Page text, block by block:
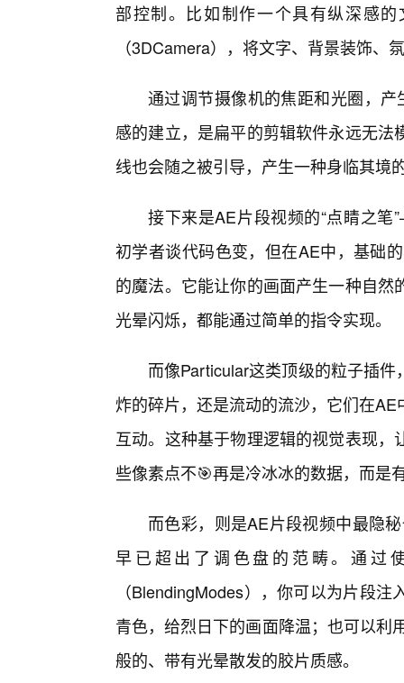
部控制。比如制作一个具有纵深感
（3DCamera），将文字、背景装饰、
通过调节摄像机的焦距和光圈，
感的建立，是扁平的剪辑软件永远无
线也会随之被引导，产生一种身临其境
接下来是AE片段视频的“点睛之
初学者谈代码色变，但在AE中，基础
的魔法。它能让你的画面产生一种自
光晕闪烁，都能通过简单的指令实现。
而像Particular这类顶级的粒子插
炸的碎片，还是流动的流沙，它们在
互动。这种基于物理逻辑的视觉表现
些像素点不🎯再是冷冰冰的数据，而是
而色彩，则是AE片段视频中最隐
早已超出了调色盘的范畴。通过
（BlendingModes），你可以为片段
青色，给烈日下的画面降温；也可以利
般的、带有光晕散发的胶片质感。